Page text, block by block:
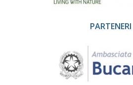
PARTENERI